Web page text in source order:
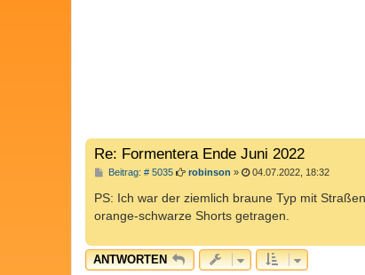
Re: Formentera Ende Juni 2022
Beitrag: # 5035B
i
t
r
robinson » 04.07.2022, 18:32
PS: Ich war der ziemlich braune Typ mit
orange-schwarze Shorts getragen.
ANTWORTEN